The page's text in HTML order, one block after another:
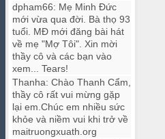
dpham66: Mẹ Minh Đức
mới vừa qua đời. Bà thọ 93
tuổi. MĐ mới đăng bài hát
về mẹ "Mợ Tôi". Xin mời
thầy cô và các bạn vào
xem... Tears!
Thanha: Chào Thanh Cẩm,
thầy cô rất vui mừng gặp
lại em.Chúc em nhiều sức
khỏe và niềm vui khi trở về
maitruongxuath.org